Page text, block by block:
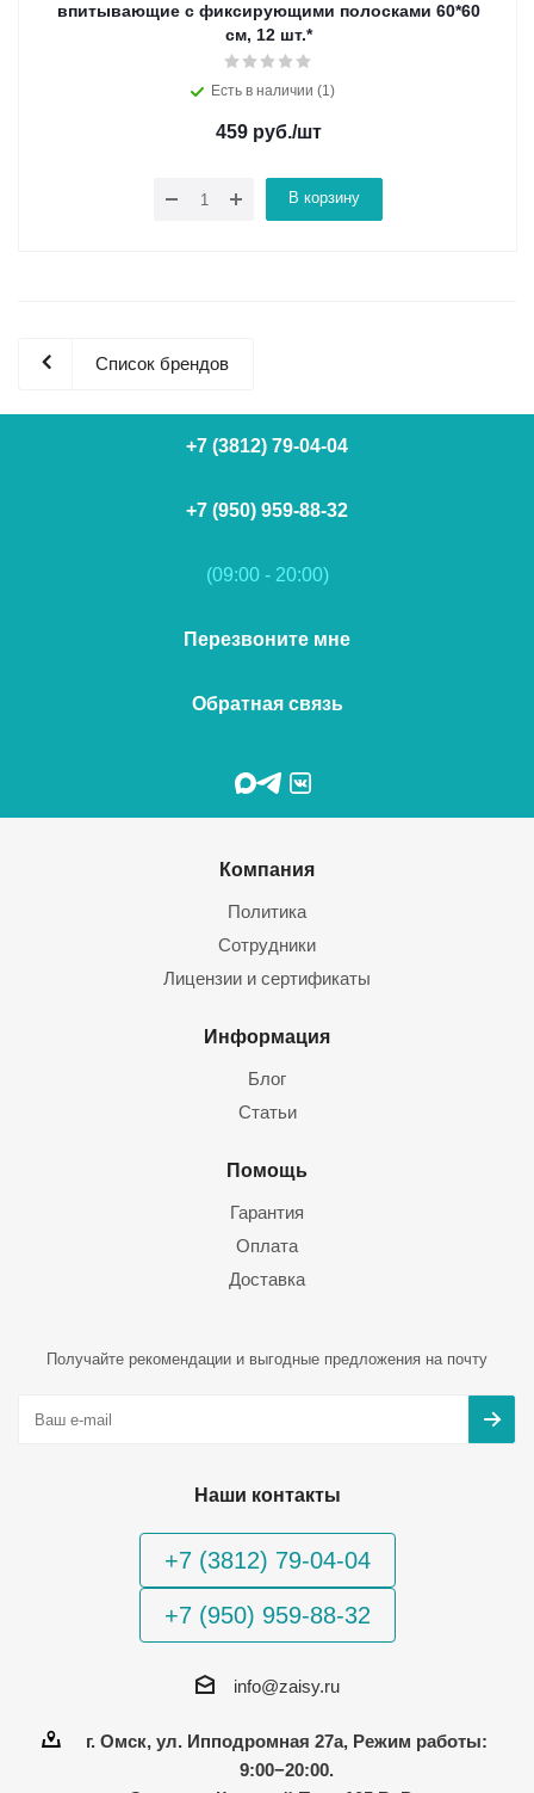
впитывающие с фиксирующими полосками 60*60
см, 12 шт.*
Есть в наличии (1)
459руб./шт
В корзину
Список брендов
+7 (3812) 79-04-04
+7 (950) 959-88-32
(09:00 - 20:00)
Перезвоните мне
Обратная связь
Компания
Политика
Сотрудники
Лицензии и сертификаты
Информация
Блог
Статьи
Помощь
Гарантия
Оплата
Доставка
Получайте рекомендации и выгодные предложения на почту
Наши контакты
+7 (3812) 79-04-04
+7 (950) 959-88-32
info@zaisy.ru
г. Омск, ул. Ипподромная 27а, Режим работы:
9:00−20:00.